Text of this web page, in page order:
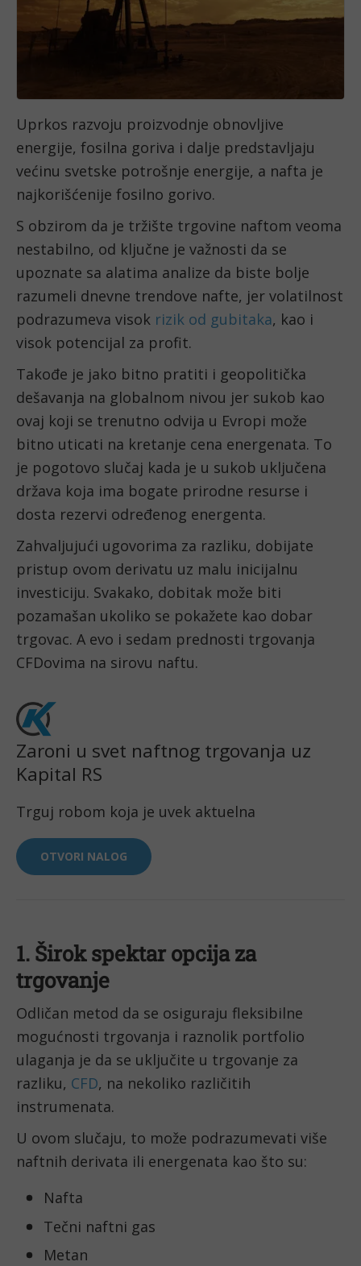
Uprkos razvoju proizvodnje obnovljive
energije, fosilna goriva i dalje predstavljaju
većinu svetske potrošnje energije, a nafta je
najkorišćenije fosilno gorivo.
S obzirom da je tržište trgovine naftom veoma
nestabilno, od ključne je važnosti da se
upoznate sa alatima analize da biste bolje
razumeli dnevne trendove nafte, jer volatilnost
podrazumeva visok rizik od gubitaka, kao i
visok potencijal za profit.
Takođe je jako bitno pratiti i geopolitička
dešavanja na globalnom nivou jer sukob kao
ovaj koji se trenutno odvija u Evropi može
bitno uticati na kretanje cena energenata. To
je pogotovo slučaj kada je u sukob uključena
država koja ima bogate prirodne resurse i
dosta rezervi određenog energenta.
Zahvaljujući ugovorima za razliku, dobijate
pristup ovom derivatu uz malu inicijalnu
investiciju. Svakako, dobitak može biti
pozamašan ukoliko se pokažete kao dobar
trgovac. A evo i sedam prednosti trgovanja
CFDovima na sirovu naftu.
Zaroni u svet naftnog trgovanja uz
Kapital RS
Trguj robom koja je uvek aktuelna
OTVORI NALOG
1. Širok spektar opcija za
trgovanje
Odličan metod da se osiguraju fleksibilne
mogućnosti trgovanja i raznolik portfolio
ulaganja je da se uključite u trgovanje za
razliku, CFD, na nekoliko različitih
instrumenata.
U ovom slučaju, to može podrazumevati više
naftnih derivata ili energenata kao što su:
Nafta
Tečni naftni gas
Metan